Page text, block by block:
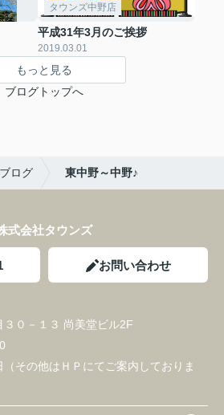
タウンズ中野店
平成31年3月のご挨拶
2019.03.01
もっと見る
ブログトップへ
ブログ 東中野～中野♪
式会社タウンズ
お問い合わせ
０－１３ 尚美堂ビル2F
その他はＨＰにてご案内しておりま